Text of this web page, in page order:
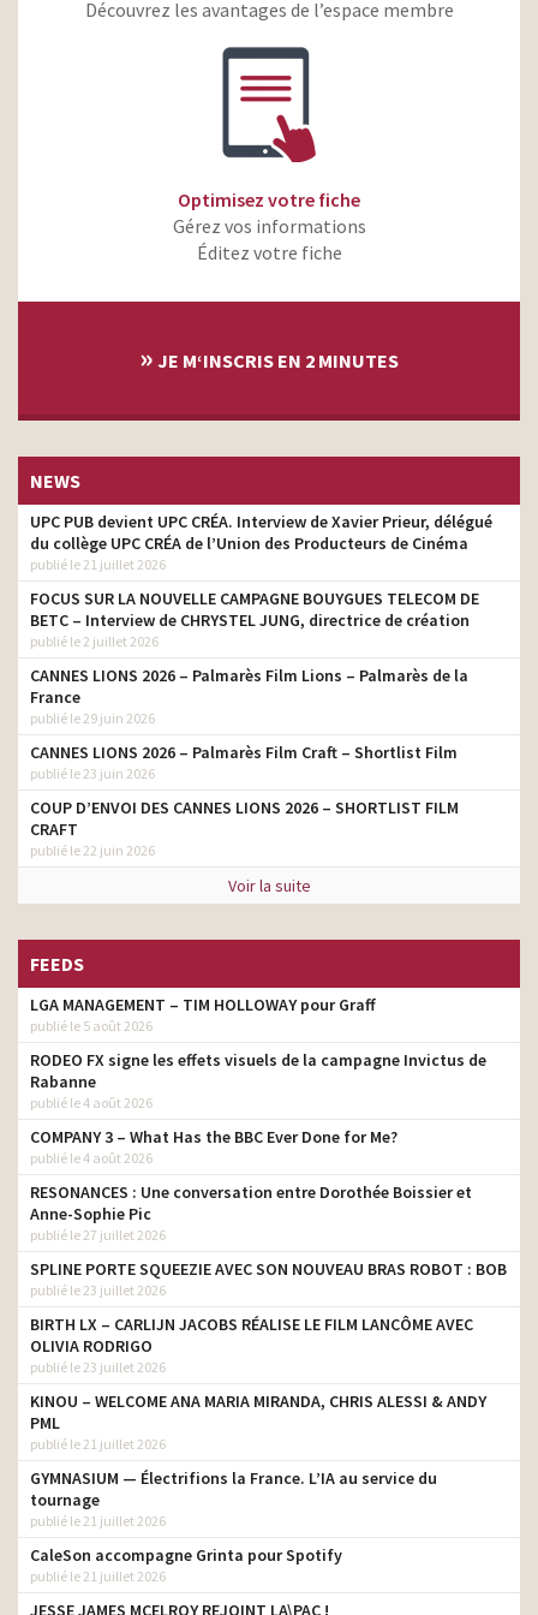
storyboarder
storyboarder
Canalsat – Redécouvrez la storyboarder
Découvrez les avantages de l’espace membre
Optimisez votre fiche
Gérez vos informations
Éditez votre fiche
» JE M‘INSCRIS EN 2 MINUTES
NEWS
UPC PUB devient UPC CRÉA. Interview de Xavier Prieur, délégué
du collège UPC CRÉA de l’Union des Producteurs de Cinéma
publié le 21 juillet 2026
FOCUS SUR LA NOUVELLE CAMPAGNE BOUYGUES TELECOM DE
BETC – Interview de CHRYSTEL JUNG, directrice de création
publié le 2 juillet 2026
CANNES LIONS 2026 – Palmarès Film Lions – Palmarès de la
France
publié le 29 juin 2026
CANNES LIONS 2026 – Palmarès Film Craft – Shortlist Film
publié le 23 juin 2026
COUP D’ENVOI DES CANNES LIONS 2026 – SHORTLIST FILM
CRAFT
publié le 22 juin 2026
Voir la suite
FEEDS
LGA MANAGEMENT – TIM HOLLOWAY pour Graff
publié le 5 août 2026
RODEO FX signe les effets visuels de la campagne Invictus de
Rabanne
publié le 4 août 2026
COMPANY 3 – What Has the BBC Ever Done for Me?
publié le 4 août 2026
RESONANCES : Une conversation entre Dorothée Boissier et
Anne-Sophie Pic
publié le 27 juillet 2026
SPLINE PORTE SQUEEZIE AVEC SON NOUVEAU BRAS ROBOT : BOB
publié le 23 juillet 2026
BIRTH LX – CARLIJN JACOBS RÉALISE LE FILM LANCÔME AVEC
OLIVIA RODRIGO
publié le 23 juillet 2026
KINOU – WELCOME ANA MARIA MIRANDA, CHRIS ALESSI & ANDY
PML
publié le 21 juillet 2026
GYMNASIUM — Électrifions la France. L’IA au service du
tournage
publié le 21 juillet 2026
CaleSon accompagne Grinta pour Spotify
publié le 21 juillet 2026
JESSE JAMES MCELROY REJOINT LA\PAC !